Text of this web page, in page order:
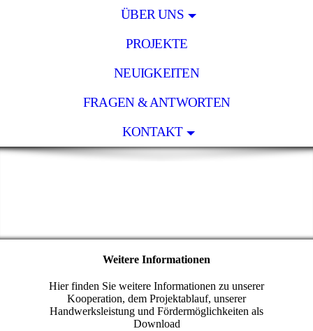
ÜBER UNS
PROJEKTE
NEUIGKEITEN
FRAGEN & ANTWORTEN
KONTAKT
Weitere Informationen
Hier finden Sie weitere Informationen zu unserer
Kooperation, dem Projektablauf, unserer
Handwerksleistung und Fördermöglichkeiten als
Download